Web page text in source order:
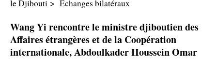
Espa
عربي
le Djibouti
Échanges bilatéraux
Wang Yi rencontre le ministre djiboutien des
Affaires étrangères et de la Coopération
internationale, Abdoulkader Houssein Omar